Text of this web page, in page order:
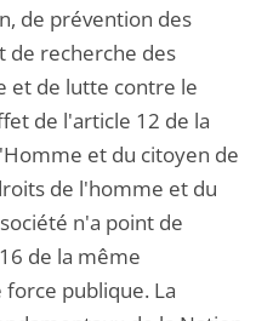
de prévention des
de recherche des
et de lutte contre le
de l'article 12 de la
et du citoyen de
de l'homme et du
n'a point de
de la même
publique. La